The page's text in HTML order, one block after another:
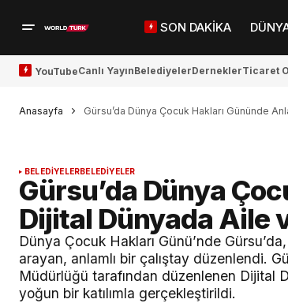
SON DAKİKA
YouTubeCanlı YayınBelediyelerDerneklerTicaret
Anasayfa Gürsu’da Dünya Çocuk Hakları Gününde
BELEDİYELERBELEDİYELER
Gürsu’da Dünya
Dijital Dünyada Aile
Dünya Çocuk Hakları Günü’nde
arayan, anlamlı bir çalıştay düzenlendi.
Müdürlüğü tarafından düzenlenen Dijital
yoğun bir katılımla gerçekleştirildi.